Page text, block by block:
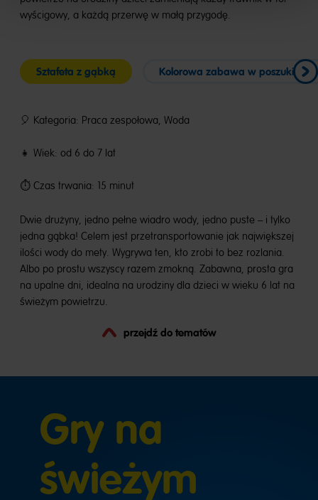
wyścigowy, a każdą przerwę w małą przygodę.
Sztafeta z gąbką Kolorowa zabawa w
🎈 Kategoria: Praca zespołowa, Woda
👧 Wiek: od 6 do 7 lat
⏱️ Czas trwania: 15 minut
Dwie drużyny, jedno pełne wiadro wody, jedno puste – i tylko
jedna gąbka! Celem jest przetransportowanie jak największej
ilości wody do mety. Wygrywa ten, kto zrobi to bez rozlania.
Albo po prostu wszyscy razem zmokną. Zabawna, prosta gra
na upalne dni, idealna na urodziny dla dzieci w wieku 6 lat na
świeżym powietrzu.
przejdź do tematów
Gry na
świeżym